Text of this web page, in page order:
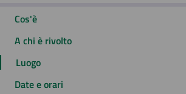
Cos'è
A chi è rivolto
Luogo
Date e orari